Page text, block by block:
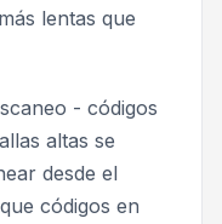
lentas que
- códigos
altas se
desde el
códigos en